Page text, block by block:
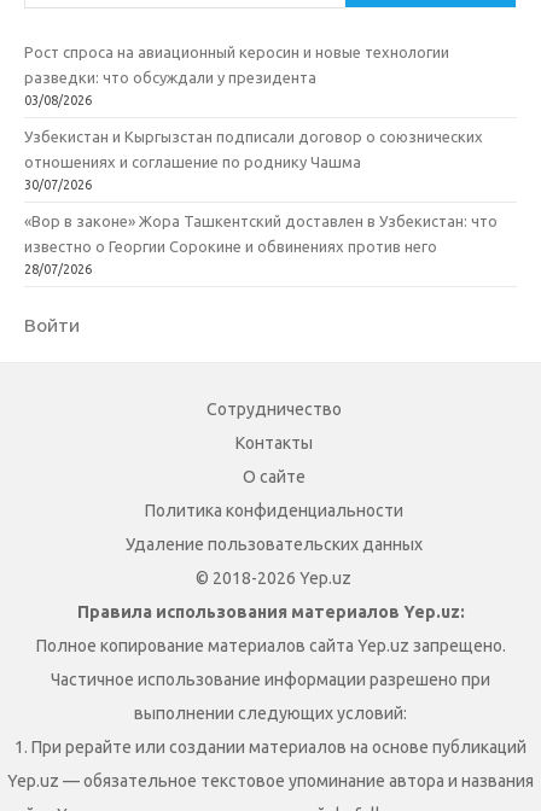
Рост спроса на авиационный керосин и новые технологии
разведки: что обсуждали у президента
03/08/2026
Узбекистан и Кыргызстан подписали договор о союзнических
отношениях и соглашение по роднику Чашма
30/07/2026
«Вор в законе» Жора Ташкентский доставлен в Узбекистан: что
известно о Георгии Сорокине и обвинениях против него
28/07/2026
Войти
Сотрудничество
Контакты
О сайте
Политика конфиденциальности
Удаление пользовательских данных
© 2018-2026 Yep.uz
Правила использования материалов Yep.uz:
Полное копирование материалов сайта Yep.uz запрещено.
Частичное использование информации разрешено при
выполнении следующих условий:
1. При рерайте или создании материалов на основе публикаций
Yep.uz — обязательное текстовое упоминание автора и названия